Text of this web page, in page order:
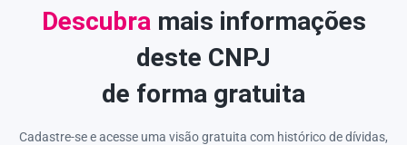
Descubra mais informações
deste CNPJ
de forma gratuita
Cadastre-se e acesse uma visão gratuita com histórico de dívidas,